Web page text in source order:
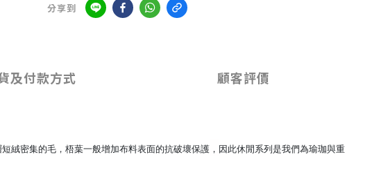
分享到
及付款方式 顧客評價
絨密集的毛，梧葉一般增加布料表面的抗破壞保護 ， 因此休閒 系列是我們為瑜珈與重